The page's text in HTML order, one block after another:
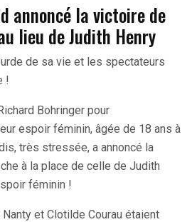
annoncé la victoire de
lieu de Judith Henry
de sa vie et les spectateurs
!
Bohringer pour
espoir féminin, âgée de 18 ans à
très stressée, a annoncé la
à la place de celle de Judith
féminin !
et Clotilde Courau étaient